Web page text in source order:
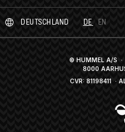
DEUTSCHLAND DE EN
© HUMMEL A/S ·
8000
CVR: 81198411 ·